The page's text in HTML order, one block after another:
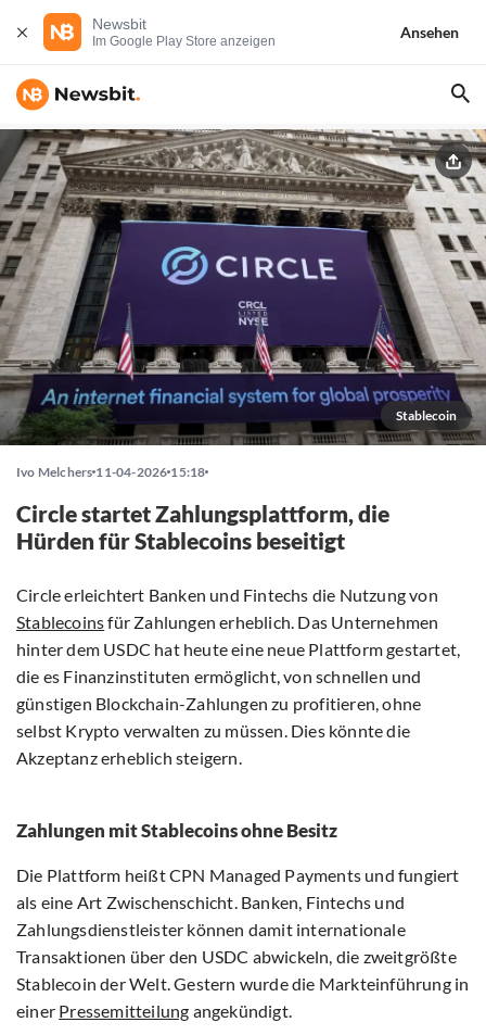
Newsbit
Im Google Play Store anzeigen
Ansehen
Stablecoin
Ivo Melchers 11-04-2026 15:18
Circle startet Zahlungsplattform, die
Hürden für Stablecoins beseitigt
Circle erleichtert Banken und Fintechs die Nutzung von
Stablecoinsfür Zahlungen erheblich. Das Unternehmen
hinter dem USDC hat heute eine neue Plattform gestartet,
die es Finanzinstituten ermöglicht, von schnellen und
günstigen Blockchain-Zahlungen zu profitieren, ohne
selbst Krypto verwalten zu müssen. Dies könnte die
Akzeptanz erheblich steigern.
Zahlungen mit Stablecoins ohne Besitz
Die Plattform heißt CPN Managed Payments und fungiert
als eine Art Zwischenschicht. Banken, Fintechs und
Zahlungsdienstleister können damit internationale
Transaktionen über den USDC abwickeln, die zweitgrößte
Stablecoin der Welt. Gestern wurde die Markteinführung in
einer Pressemitteilung angekündigt.